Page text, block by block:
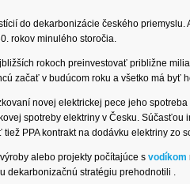
do dekarbonizácie českého
rokov minulého storočia.
rokoch preinvestovať približne
začať v budúcom roku a všetko má byť
novej elektrickej pece jeho
spotreby elektriny v Česku.
PPA kontrakt na dodávku elektriny zo
alebo projekty počítajúce s vodíkom
dekarbonizačnú stratégiu prehodnotili .